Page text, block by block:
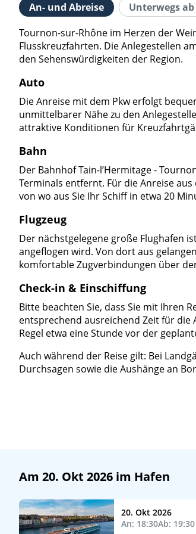
An- und Abreise Unterwegs
Tournon-sur-Rhône im Herzen der
Flusskreuzfahrten. Die Anlegestellen
den Sehenswürdigkeiten der Region.
Auto
Die Anreise mit dem Pkw erfolgt
unmittelbarer Nähe zu den
attraktive Konditionen für
Bahn
Der Bahnhof Tain-l’Hermitage -
Terminals entfernt. Für die Anreise
von wo aus Sie Ihr Schiff in etwa 20
Flugzeug
Der nächstgelegene große Flughafen
angeflogen wird. Von dort aus
komfortable Zugverbindungen über
Check-in & Einschiffung
Bitte beachten Sie, dass Sie mit Ihren
entsprechend ausreichend Zeit für die
Regel etwa eine Stunde vor der
Auch während der Reise gilt: Bei
Durchsagen sowie die Aushänge an
Am 20. Okt 2026 im Hafen
20. Okt 2026
An: 18:30Ab: 19:30